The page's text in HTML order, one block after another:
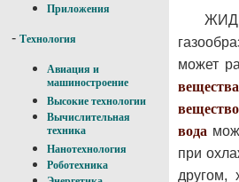
Приложения
- Технология
Авиация и
машиностроение
Высокие технологии
Вычислительная
техника
Нанотехнология
Роботехника
может
вещества
вещество
вода
при
другом,